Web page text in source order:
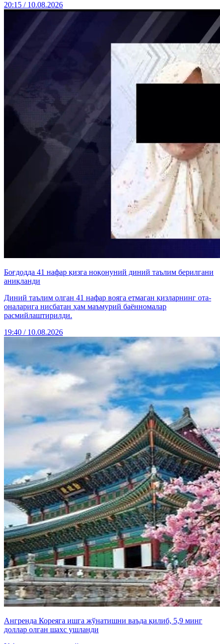
20:15 / 10.08.2026
Боғдодда 41 нафар қизга ноқонуний диний таълим берилгани
аниқланди
Диний таълим олган 41 нафар вояга етмаган қизларнинг ота-
оналарига нисбатан ҳам маъмурий баённомалар
расмийлаштирилди.
19:40 / 10.08.2026
Ангренда Кореяга ишга жўнатишни ваъда қилиб, 5,9 минг
доллар олган шахс ушланди